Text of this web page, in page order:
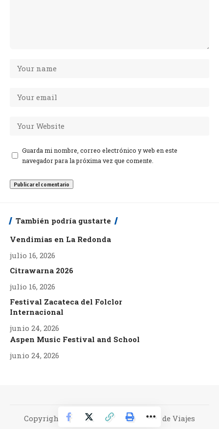
Guarda mi nombre, correo electrónico y web en este
navegador para la próxima vez que comente.
También podría gustarte
Vendimias en La Redonda
julio 16, 2026
Citrawarna 2026
julio 16, 2026
Festival Zacateca del Folclor
Internacional
junio 24, 2026
Aspen Music Festival and School
junio 24, 2026
Copyright Metropolitana de Agencia de Viajes